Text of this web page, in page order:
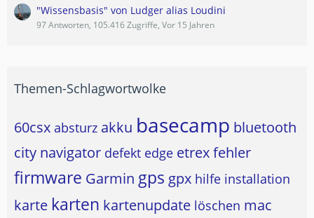
"Wissensbasis" von Ludger alias Loudini
97 Antworten, 105.416 Zugriffe, Vor 15 Jahren
Themen-Schlagwortwolke
60csx absturz akku basecamp bluetooth
city navigator defekt edge etrexfehler
firmware Garmin gps gpx hilfe installation
karte karten kartenupdate löschen mac